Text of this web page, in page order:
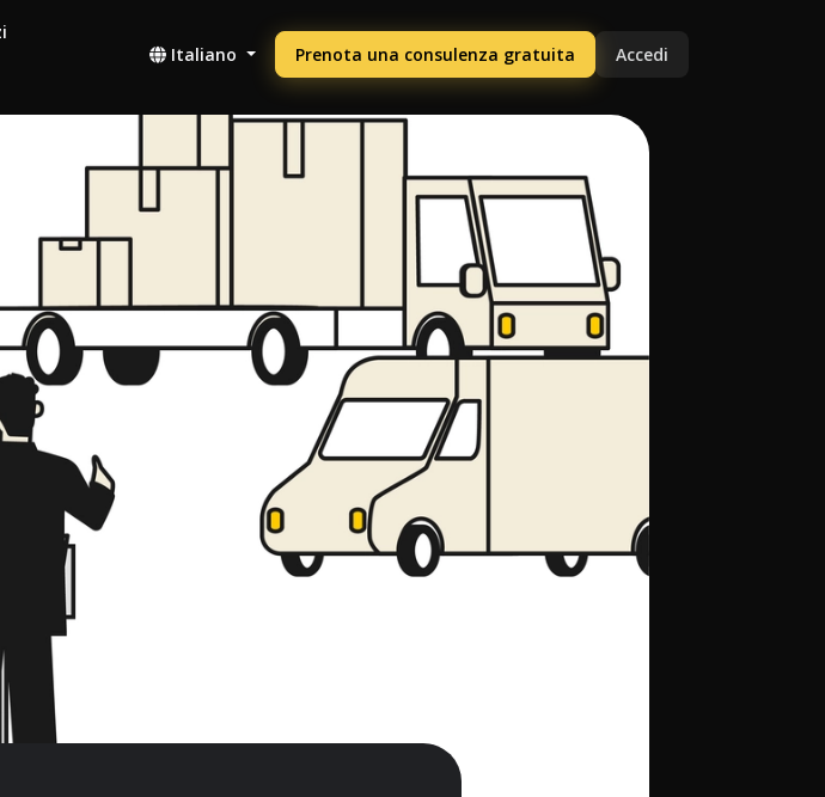
Italiano Prenota una consulenza gratuita Accedi